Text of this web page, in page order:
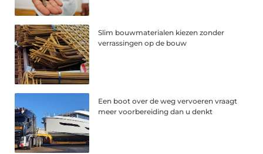
Slim bouwmaterialen kiezen zonder
verrassingen op de bouw
Een boot over de weg vervoeren vraagt
meer voorbereiding dan u denkt